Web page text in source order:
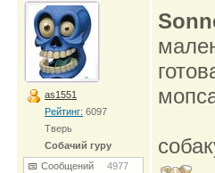
as1551
Рейтинг: 6097
Тверь
Собачий гуру
Сообщений 4977